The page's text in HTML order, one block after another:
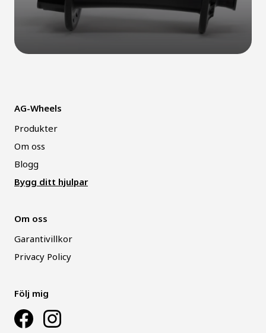
AG-Wheels
Produkter
Om oss
Blogg
Bygg ditt hjulpar
Om oss
Garantivillkor
Privacy Policy
Följ mig